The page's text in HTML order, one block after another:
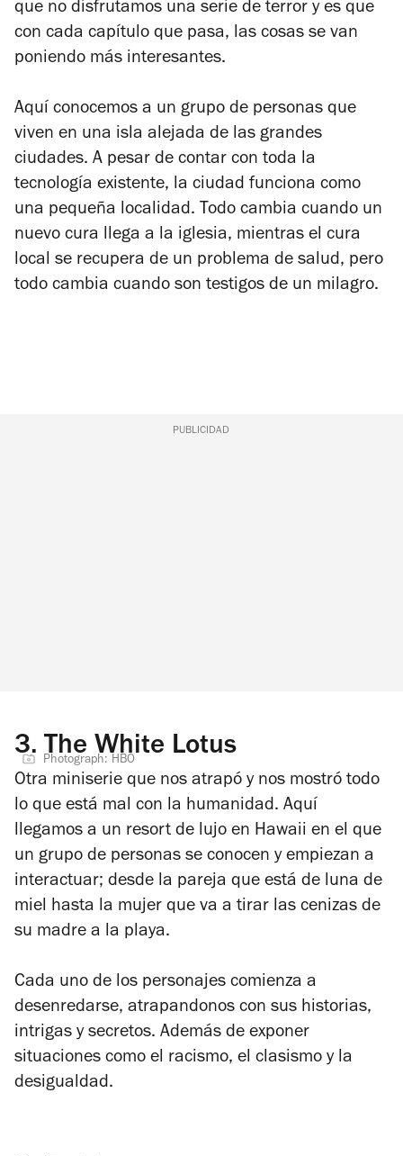
que no disfrutamos una serie de terror y es que
con cada capítulo que pasa, las cosas se van
poniendo más interesantes.
Aquí conocemos a un grupo de personas que
viven en una isla alejada de las grandes
ciudades. A pesar de contar con toda la
tecnología existente, la ciudad funciona como
una pequeña localidad. Todo cambia cuando un
nuevo cura llega a la iglesia, mientras el cura
local se recupera de un problema de salud, pero
todo cambia cuando son testigos de un milagro.
PUBLICIDAD
3. The White Lotus
Photograph: HBO
Otra miniserie que nos atrapó y nos mostró todo
lo que está mal con la humanidad. Aquí
llegamos a un resort de lujo en Hawaii en el que
un grupo de personas se conocen y empiezan a
interactuar; desde la pareja que está de luna de
miel hasta la mujer que va a tirar las cenizas de
su madre a la playa.
Cada uno de los personajes comienza a
desenredarse, atrapandonos con sus historias,
intrigas y secretos. Además de exponer
situaciones como el racismo, el clasismo y la
desigualdad.